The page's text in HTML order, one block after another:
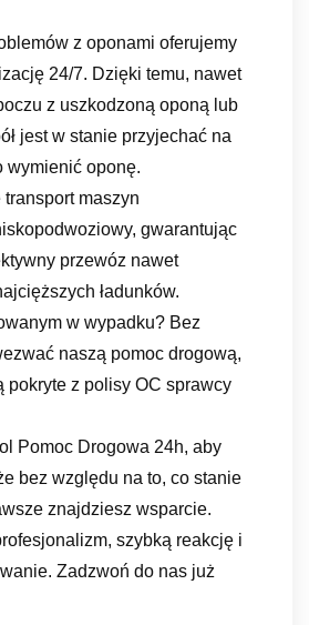
z oponami oferujemy
24/7. Dzięki temu, nawet
z uszkodzoną oponą lub
jest w stanie przyjechać na
wymienić oponę.
maszyn
gwarantując
przewóz nawet
ładunków.
w wypadku? Bez
naszą pomoc drogową,
pokryte z polisy OC sprawcy
Pomoc Drogowa 24h, aby
bez względu na to, co stanie
znajdziesz wsparcie.
szybką reakcję i
Zadzwoń do nas już